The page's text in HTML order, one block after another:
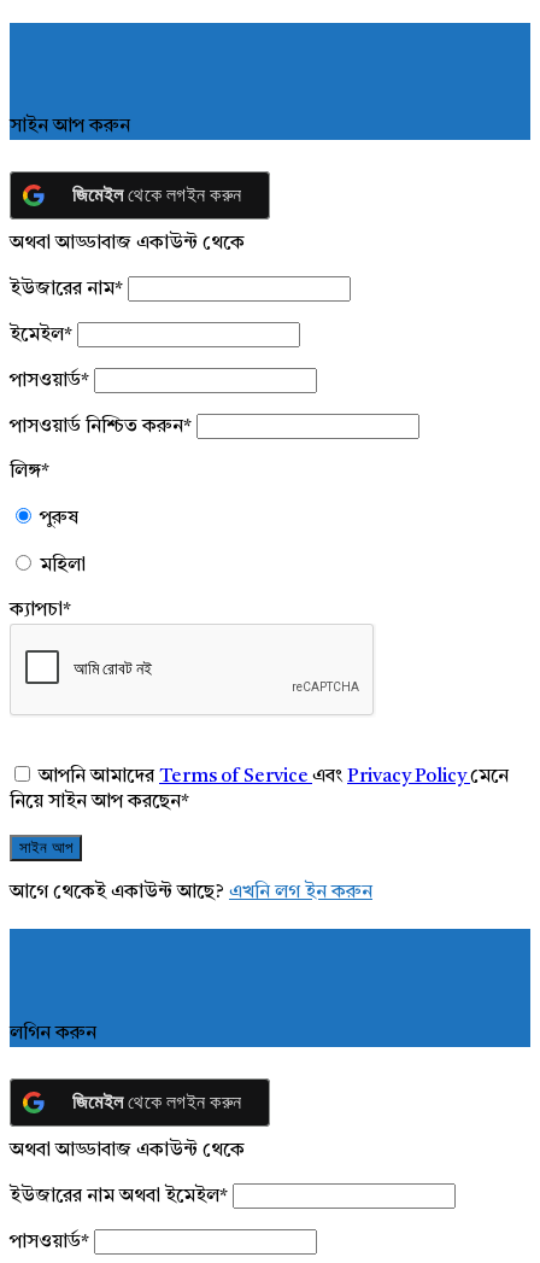
সাইন আপ করুন
জিমেইলথেকে লগইন করুন
অথবা আড্ডাবাজ একাউন্ট থেকে
ইউজারের নাম*
ইমেইল*
পাসওয়ার্ড*
পাসওয়ার্ড নিশ্চিত করুন*
লিঙ্গ*
পুরুষ
মহিলা
ক্যাপচা*
আপনি আমাদেরTerms of Service এবং Privacy Policyমেনে
নিয়ে সাইন আপ করছেন*
আগে থেকেই একাউন্ট আছে? এখনি লগ ইন করুন
লগিন করুন
জিমেইলথেকে লগইন করুন
অথবা আড্ডাবাজ একাউন্ট থেকে
ইউজারের নাম অথবা ইমেইল*
পাসওয়ার্ড*